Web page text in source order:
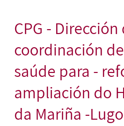
CPG -
coordinación
saúde para -
ampliación do
da Mariña -Lugo